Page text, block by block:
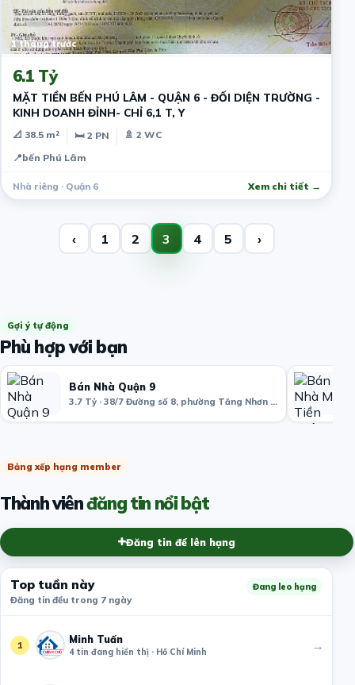
1 tháng trước
6.1 Tỷ
MẶT TIỀN BẾN PHÚ LÂM - QUẬN 6 - ĐỐI DIỆN TRƯỜNG -
KINH DOANH ĐỈNH- CHỈ 6,1 T, Y
📐 38.5 m² 🛏 2 PN
🚿 2 WC
📍bến Phú Lâm
Nhà riêng · Quận 6 Xem chi tiết →
‹ 1 2 3 4 5 ›
Gợi ý tự động
Phù hợp với bạn
Bán Nhà Quận 9
3.7 Tỷ · 38/7 Đường số 8, phường Tăng Nhơn Phú B, Quận 9, Hồ Chí Minh, Việt Nam
Bảng xếp hạng member
Thành viênđăng tin nổi bật
Đăng tin để lên hạng
Top tuần này
Đăng tin đều trong 7 ngày
Đang leo hạng
1 Minh Tuấn
4 tin đang hiển thị · Hồ Chí Minh →